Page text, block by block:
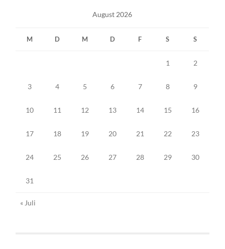
August 2026
M D M D F S S
1 2
3 4 5 6 7 8 9
10 11 12 13 14 15 16
17 18 19 20 21 22 23
24 25 26 27 28 29 30
31
« Juli